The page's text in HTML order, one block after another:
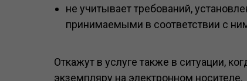
не учитывает требований,
принимаемыми в соответствии с
Откажут в услуге также в ситуации,
экземпляру на электронном носителе.